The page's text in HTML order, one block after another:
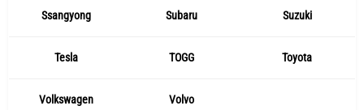
Ssangyong Subaru Suzuki
Tesla TOGG Toyota
Volkswagen Volvo